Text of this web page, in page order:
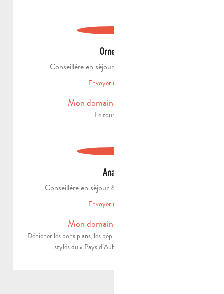
Ornella
Conseillère en séjour/ Agent patrimonial
Envoyer un email
Mon domaine d'expertise
Le tourisme.
Anais
Conseillère en séjour & guide conférencière
Envoyer un email
Mon domaine d'expertise
Dénicher les bons plans, les pépites cachées et les spots les plus
stylés du « Pays d’Aubagne et de l’Étoile ».